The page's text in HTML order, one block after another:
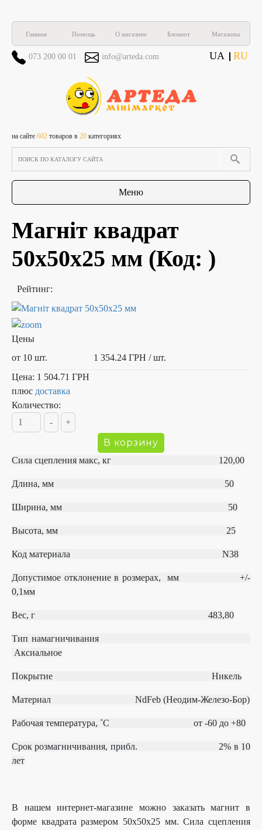
Главная Помощь О магазине Блокнот Магазины
UA RU
073 200 00 01 info@arteda.com
на сайте 602 товаров в 20 категориях
Меню
Магніт квадрат
50х50х25 мм (Код: )
Рейтинг:
Цены
от 10 шт.
1 354.24 ГРН / шт.
Цена: 1 504.71 ГРН
плюс доставка
Количество:
Сила сцепления макс, кг 120,00
Длина, мм 50
Ширина, мм 50
Высота, мм 25
Код материала N38
Допустимое отклонение в розмерах, мм
+/‐
0,1мм
Вес, г 483,80
Тип намагничивания
Аксиальное
Покрытие Никель
Материал NdFeb (Неодим-Железо-Бор)
Рабочая температура, ˚С от ‐60 до +80
Срок розмагничивания, прибл.
2% в 10
лет
В нашем интернет-магазине можно заказать магнит в
форме квадрата размером 50х50х25 мм. Сила сцепления